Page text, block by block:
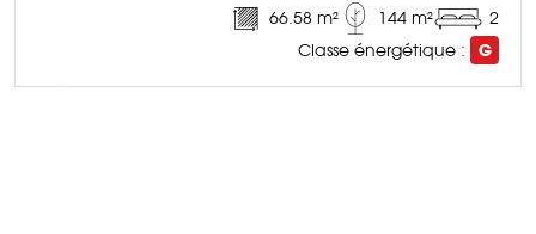
66.58 m² 144 m²
2
Classe énergétique :
G